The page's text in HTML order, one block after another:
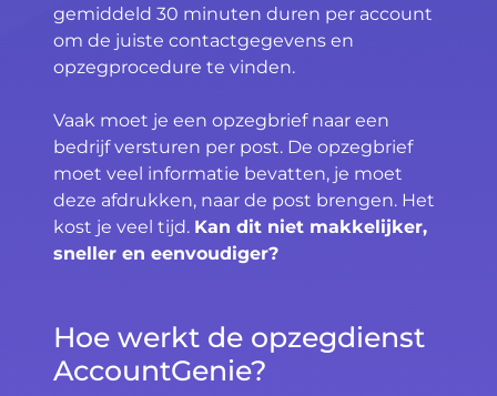
gemiddeld 30 minuten duren per account
om de juiste contactgegevens en
opzegprocedure te vinden.
Vaak moet je een opzegbrief naar een
bedrijf versturen per post. De opzegbrief
moet veel informatie bevatten, je moet
deze afdrukken, naar de post brengen. Het
kost je veel tijd. Kan dit niet makkelijker,
sneller en eenvoudiger?
Hoe werkt de opzegdienst
AccountGenie?